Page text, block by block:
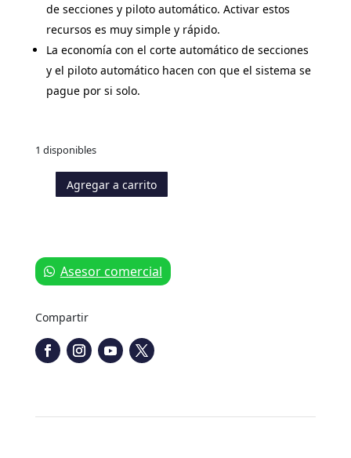
de secciones y piloto automático. Activar estos
recursos es muy simple y rápido.
La economía con el corte automático de secciones
y el piloto automático hacen con que el sistema se
pague por si solo.
1 disponibles
Pro
570GS
Agregar a carrito
Asesor comercial
Compartir